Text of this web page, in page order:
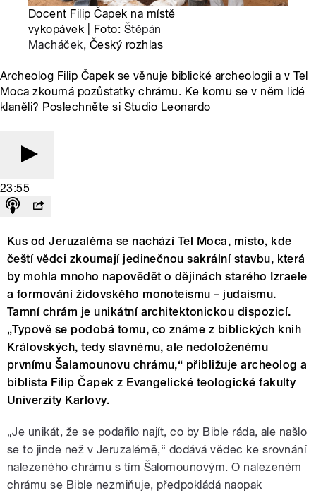
Docent Filip Čapek na místě
vykopávek | Foto: Štěpán
Macháček, Český rozhlas
Archeolog Filip Čapek se věnuje biblické archeologii a v Tel
Moca zkoumá pozůstatky chrámu. Ke komu se v něm lidé
klaněli? Poslechněte si Studio Leonardo
23:55
Kus od Jeruzaléma se nachází Tel Moca, místo, kde
čeští vědci zkoumají jedinečnou sakrální stavbu, která
by mohla mnoho napovědět o dějinách starého Izraele
a formování židovského monoteismu – judaismu.
Tamní chrám je unikátní architektonickou dispozicí.
„Typově se podobá tomu, co známe z biblických knih
Královských, tedy slavnému, ale nedoloženému
prvnímu Šalamounovu chrámu,“ přibližuje archeolog a
biblista Filip Čapek z Evangelické teologické fakulty
Univerzity Karlovy.
„Je unikát, že se podařilo najít, co by Bible ráda, ale našlo
se to jinde než v Jeruzalémě,“ dodává vědec ke srovnání
nalezeného chrámu s tím Šalomounovým. O nalezeném
chrámu se Bible nezmiňuje, předpokládá naopak